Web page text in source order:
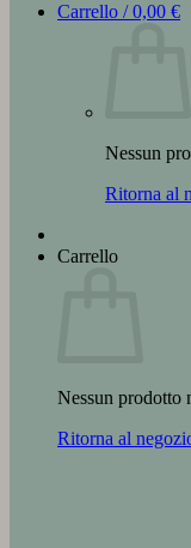
Carrello /0,00 €
Nessun
Ritorna al
Carrello
Nessun prodotto
Ritorna al